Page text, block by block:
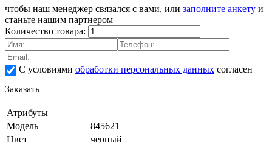
чтобы наш менеджер связался с вами, или заполните анкету и
станьте нашим партнером
Количество товара:
С условиями обработки персональных данных согласен
Заказать
Атрибуты
Модель
845621
Цвет
черный